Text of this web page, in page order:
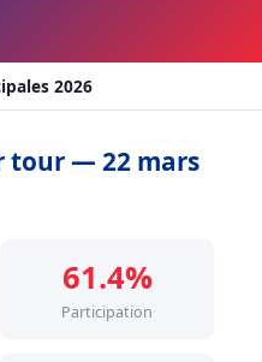
2026
tour — 22 mars
61.4%
Participation